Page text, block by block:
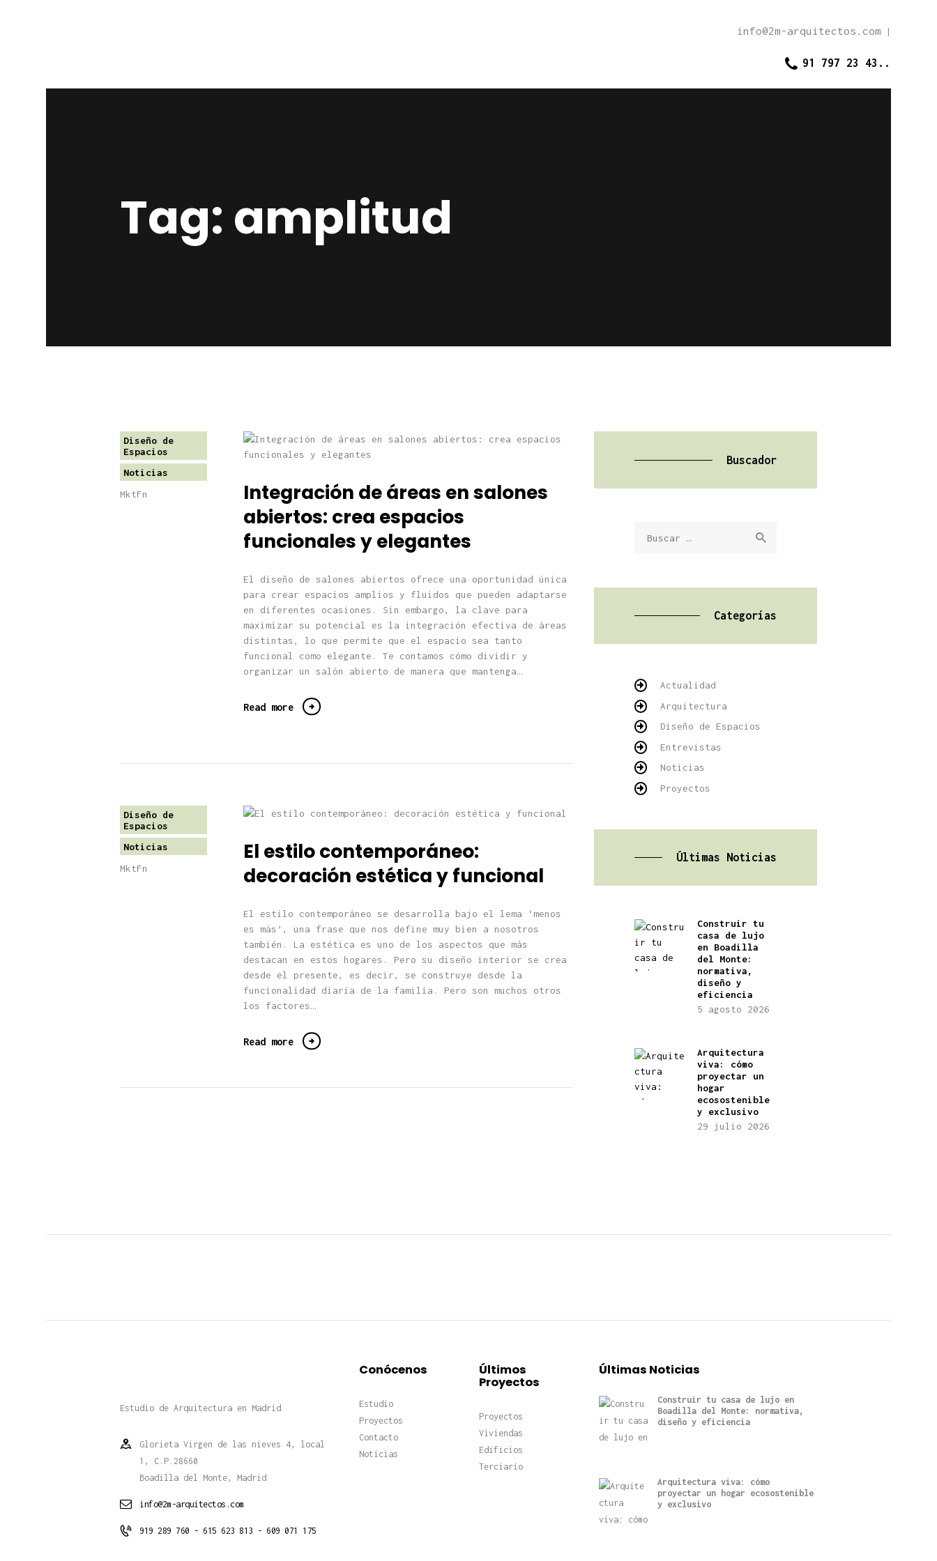
info@2m-arquitectos.com
91 797 23 43..
Tag: amplitud
Proyectos
Presupuesto
Online
Diseño de
Espacios
Noticias
MktFn
Integración de áreas en salones
abiertos: crea espacios
funcionales y elegantes
El diseño de salones abiertos ofrece una oportunidad única
para crear espacios amplios y fluidos que pueden adaptarse
en diferentes ocasiones. Sin embargo, la clave para
maximizar su potencial es la integración efectiva de áreas
distintas, lo que permite que el espacio sea tanto
funcional como elegante. Te contamos cómo dividir y
organizar un salón abierto de manera que mantenga…
Read more
Diseño de
Espacios
Noticias
MktFn
El estilo contemporáneo:
decoración estética y funcional
El estilo contemporáneo se desarrolla bajo el lema ‘menos
es más’, una frase que nos define muy bien a nosotros
también. La estética es uno de los aspectos que más
destacan en estos hogares. Pero su diseño interior se crea
desde el presente, es decir, se construye desde la
funcionalidad diaria de la familia. Pero son muchos otros
los factores…
Read more
Buscador
Categorías
Actualidad
Arquitectura
Diseño de Espacios
Entrevistas
Noticias
Proyectos
Últimas Noticias
Construir tu
casa de lujo
en Boadilla
del Monte:
normativa,
diseño y
eficiencia
5 agosto 2026
Arquitectura
viva: cómo
proyectar un
hogar
ecosostenible
y exclusivo
29 julio 2026
Estudio de Arquitectura en Madrid
Glorieta Virgen de las nieves 4, local
1, C.P.28660
Boadilla del Monte, Madrid
info@2m-arquitectos.com
919 289 760 - 615 623 813 - 609 071 175
Conócenos
Estudio
Proyectos
Contacto
Noticias
Últimos
Proyectos
Proyectos
Viviendas
Edificios
Terciario
Últimas Noticias
Construir tu casa de lujo en
Boadilla del Monte: normativa,
diseño y eficiencia
Arquitectura viva: cómo
proyectar un hogar ecosostenible
y exclusivo